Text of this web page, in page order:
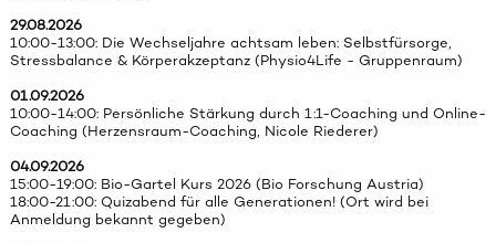
29.08.2026
10:00-13:00: Die Wechseljahre achtsam leben: Selbstfürsorge,
Stressbalance & Körperakzeptanz (Physio4Life - Gruppenraum)
01.09.2026
10:00-14:00: Persönliche Stärkung durch 1:1-Coaching und Online-
Coaching (Herzensraum-Coaching, Nicole Riederer)
04.09.2026
15:00-19:00: Bio-Gartel Kurs 2026 (Bio Forschung Austria)
18:00-21:00: Quizabend für alle Generationen! (Ort wird bei
Anmeldung bekannt gegeben)